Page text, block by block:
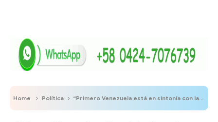
Home Política “Primero Venezuela está en sintonía con las necesidades de los venezolanos”